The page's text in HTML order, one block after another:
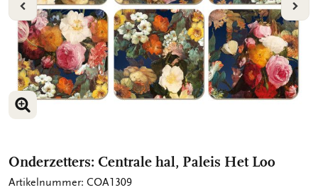
VORIGE
VERGROOT AFBEELDING
VERGROOT AFBEELDING
Onderzetters: Centrale hal, Paleis Het Loo
Artikelnummer: COA1309